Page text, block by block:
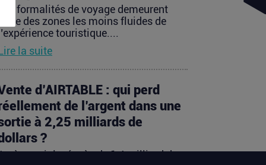
Les formalités de voyage demeurent
l’une des zones les moins fluides de
l’expérience touristique....
la suite
d’AIRTABLE : qui perd
de l’argent dans une
à 2,25 milliards de
?
avoir levé près de 1,4 milliard de